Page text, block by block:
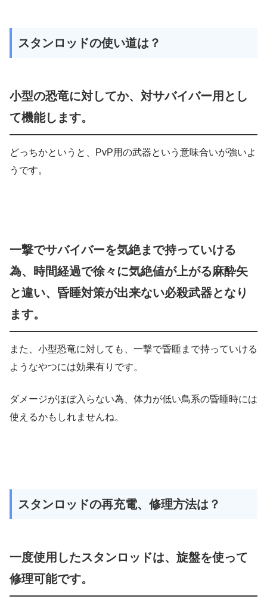
スタンロッドの使い道は？
小型の恐竜に対してか、対サバイバー用とし
て機能します。
どっちかというと、PvP用の武器という意味合いが強いよ
うです。
一撃でサバイバーを気絶まで持っていける
為、時間経過で徐々に気絶値が上がる麻酔矢
と違い、昏睡対策が出来ない必殺武器となり
ます。
また、小型恐竜に対しても、一撃で昏睡まで持っていける
ようなやつには効果有りです。
ダメージがほぼ入らない為、体力が低い鳥系の昏睡時には
使えるかもしれませんね。
スタンロッドの再充電、修理方法は？
一度使用したスタンロッドは、旋盤を使って
修理可能です。